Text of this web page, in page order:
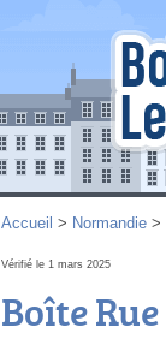
Accueil > Normandie >
Vérifié le 1 mars 2025
Boîte